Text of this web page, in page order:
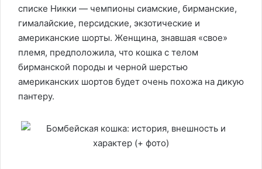
списке Никки — чемпионы сиамские, бирманские,
гималайские, персидские, экзотические и
американские шорты. Женщина, знавшая «свое»
племя, предположила, что кошка с телом
бирманской породы и черной шерстью
американских шортов будет очень похожа на дикую
пантеру.